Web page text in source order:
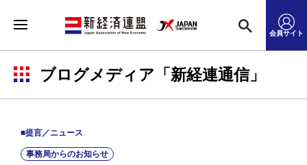
会員サイト
ブログメディア「新経連通信」
■提言／ニュース
事務局からのお知らせ